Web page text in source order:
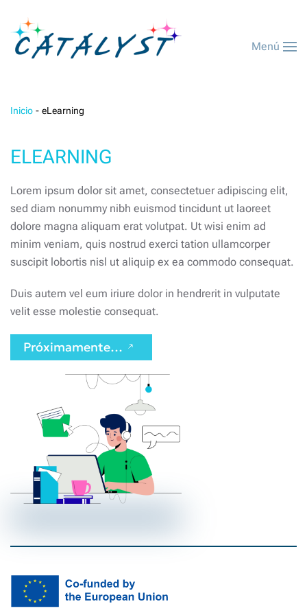
Menú
Inicio eLearning
ELEARNING
Lorem ipsum dolor sit amet, consectetuer adipiscing elit,
sed diam nonummy nibh euismod tincidunt ut laoreet
dolore magna aliquam erat volutpat. Ut wisi enim ad
minim veniam, quis nostrud exerci tation ullamcorper
suscipit lobortis nisl ut aliquip ex ea commodo consequat.
Duis autem vel eum iriure dolor in hendrerit in vulputate
velit esse molestie consequat.
Próximamente…